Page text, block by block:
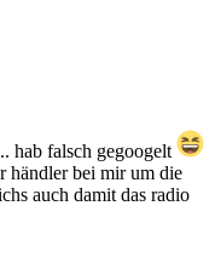
hab falsch gegoogelt
händler bei mir um die
auch damit das radio